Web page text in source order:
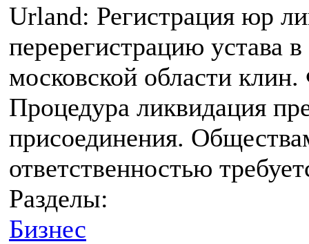
Urland: Регистрация юр
перерегистрацию устава
московской области
Процедура ликвидация
присоединения.
ответственностью
Разделы:
Бизнес